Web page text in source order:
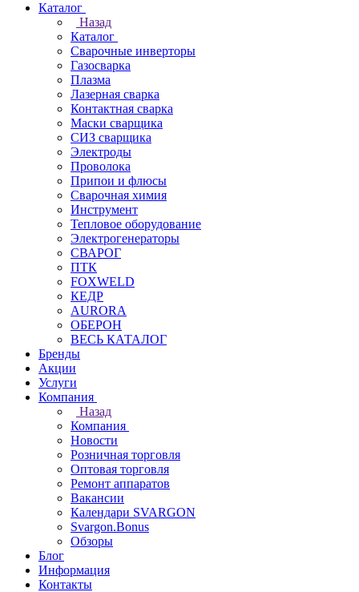
Каталог
Назад
Каталог
Сварочные инверторы
Газосварка
Плазма
Лазерная сварка
Контактная сварка
Маски сварщика
СИЗ сварщика
Электроды
Проволока
Припои и флюсы
Сварочная химия
Инструмент
Тепловое оборудование
Электрогенераторы
СВАРОГ
ПТК
FOXWELD
КЕДР
AURORA
ОБЕРОН
ВЕСЬ КАТАЛОГ
Бренды
Акции
Услуги
Компания
Назад
Компания
Новости
Розничная торговля
Оптовая торговля
Ремонт аппаратов
Вакансии
Календари SVARGON
Svargon.Bonus
Обзоры
Блог
Информация
Контакты